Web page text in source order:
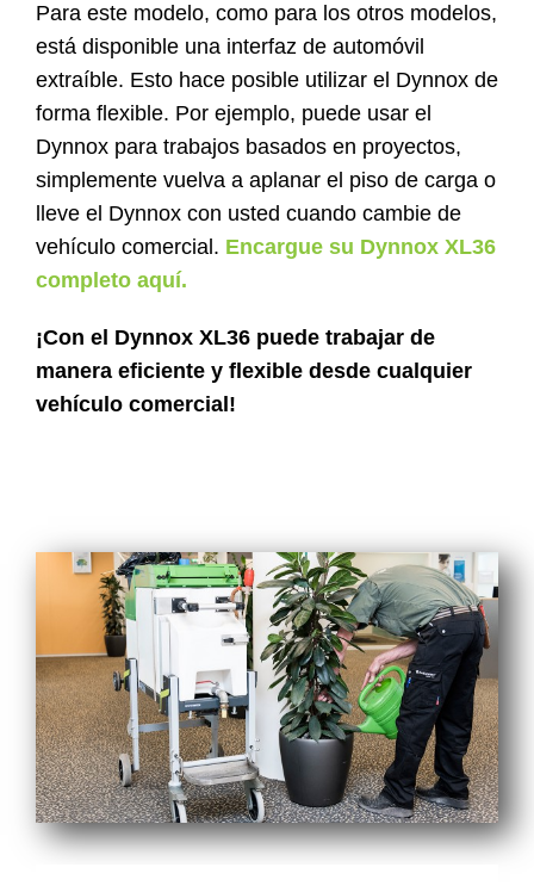
Para este modelo, como para los otros modelos,
está disponible una interfaz de automóvil
extraíble. Esto hace posible utilizar el Dynnox de
forma flexible. Por ejemplo, puede usar el
Dynnox para trabajos basados ​​en proyectos,
simplemente vuelva a aplanar el piso de carga o
lleve el Dynnox con usted cuando cambie de
vehículo comercial. Encargue su Dynnox XL36
completo aquí.
¡Con el Dynnox XL36 puede trabajar de
manera eficiente y flexible desde cualquier
vehículo comercial!